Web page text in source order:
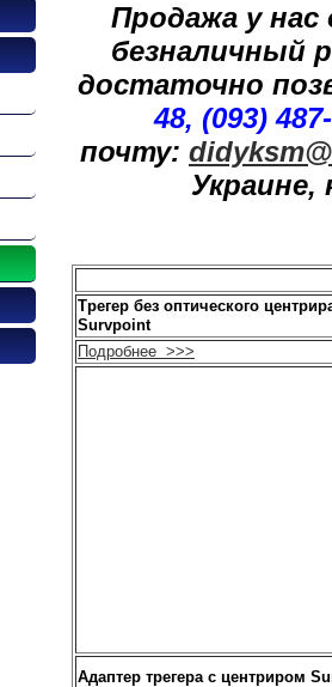
Продажа у
безналичный
достаточно
48, (093)
почту:
Украине,
Трегер без оптического
Survpoint
Подробнее >>>
Адаптер трегера с центриром